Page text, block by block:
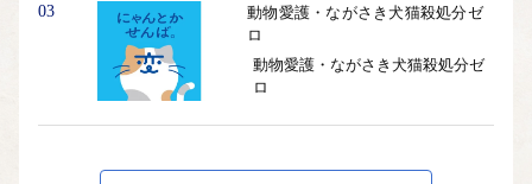
03
動物愛護・ながさき犬猫殺処分ゼ
ロ
動物愛護・ながさき犬猫殺処分ゼ
ロ